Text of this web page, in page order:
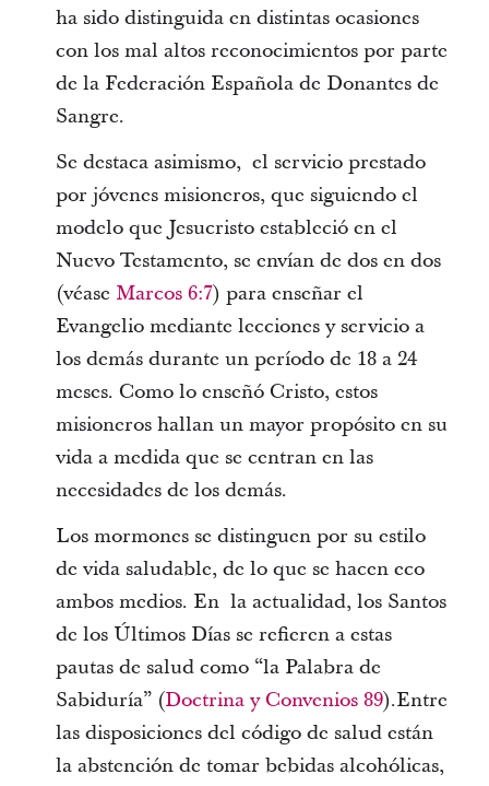
ha sido distinguida en distintas ocasiones
con los mal altos reconocimientos por parte
de la Federación Española de Donantes de
Sangre.
Se destaca asimismo, el servicio prestado
por jóvenes misioneros, que siguiendo el
modelo que Jesucristo estableció en el
Nuevo Testamento, se envían de dos en dos
(véase Marcos 6:7) para enseñar el
Evangelio mediante lecciones y servicio a
los demás durante un período de 18 a 24
meses. Como lo enseñó Cristo, estos
misioneros hallan un mayor propósito en su
vida a medida que se centran en las
necesidades de los demás.
Los mormones se distinguen por su estilo
de vida saludable, de lo que se hacen eco
ambos medios. En la actualidad, los Santos
de los Últimos Días se refieren a estas
pautas de salud como “la Palabra de
Sabiduría” (Doctrina y Convenios 89).Entre
las disposiciones del código de salud están
la abstención de tomar bebidas alcohólicas,